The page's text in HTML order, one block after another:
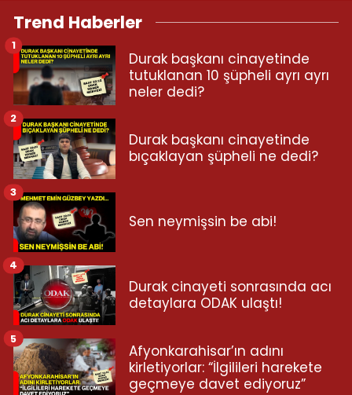
Trend Haberler
Durak başkanı cinayetinde
tutuklanan 10 şüpheli ayrı ayrı
neler dedi?
1
Durak başkanı cinayetinde
bıçaklayan şüpheli ne dedi?
2
Sen neymişsin be abi!
3
Durak cinayeti sonrasında acı
detaylara ODAK ulaştı!
4
Afyonkarahisar’ın adını
kirletiyorlar: “İlgilileri harekete
geçmeye davet ediyoruz”
5